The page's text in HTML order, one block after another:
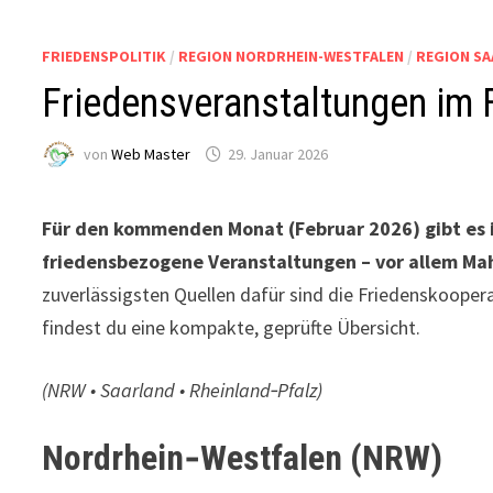
FRIEDENSPOLITIK / REGION NORDRHEIN-WESTFALEN / REGION
Friedensveranstaltungen im
vonWeb Master 29. Januar 2026
Für den kommenden Monat (Februar 2026) gibt
friedensbezogene Veranstaltungen – vor allem
zuverlässigsten Quellen dafür sind die
findest du eine kompakte, geprüfte Übersicht.
(NRW • Saarland • Rheinland‑Pfalz)
Nordrhein‑Westfalen (NRW)